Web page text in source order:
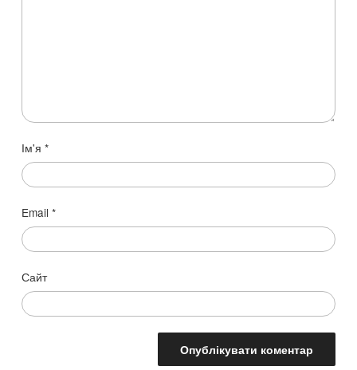
Ім'я*
Email*
Сайт